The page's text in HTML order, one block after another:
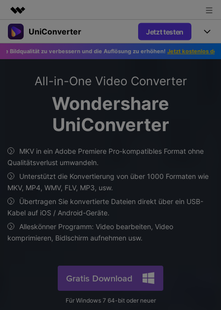
Top-Produkte
KI-gestützte digitale Kreativität
Business
Über uns
Support
UniConverter Jetzt testen
Produkte
UniConverter-Video Converter
UniConverter für Windows
UniConverter für Mac
AniSmall-Video Compressor
AniSmall für Desktop
AniSmall für iOS
Funktionen
Sprache-zu-Text
Audio und Video.
intelligente
Konvertierungsfähigkeiten.
Beliebt
KI-Funktionen
Video/Audio
Online-Tools
Online Kompressor
Handumdrehen komprimieren.
Neu
Online Konverter
Video-, Audio- oder Bilddateien
kostenlos online umwandeln.
Beliebt
Video/Audio
Tipps&Tricks
KI Video-Verbesserung
Automatische Verbesserung von
Videos für eine klarere Qualität.
Neu
KI-Porträt
AI
Support
Support Center
Alle nötigen Informationen, um UniConverter zu benutzen.
Tech Specs
Updates von UniConverter
Upgrade auf V17
JETZT KAUFEN
zu verbessern und die Auflösung zu erhöhen! Jetzt kostenlos den Foto-
All-in-One Video Converter
Wondershare
UniConverter
MKV in ein Adobe Premiere Pro-kompatibles Format ohne
Qualitätsverlust umwandeln.
Unterstützt die Konvertierung von über 1000 Formaten wie
MKV, MP4, WMV, FLV, MP3, usw.
Übertragen Sie konvertierte Dateien direkt über ein USB-
Kabel auf iOS / Android-Geräte.
Alleskönner Programm: Video bearbeiten, Video
komprimieren, Bidlschirm aufnehmen usw.
Gratis Download
Für Windows 7 64-bit oder neuer